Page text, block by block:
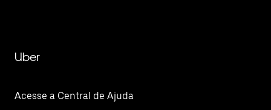
Uber
Acesse a Central de Ajuda